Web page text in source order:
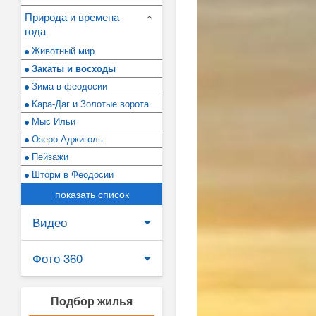
Природа и времена
года
Животный мир
Закаты и восходы
Зима в феодосии
Кара-Даг и Золотые ворота
Мыс Ильи
Озеро Аджиголь
Пейзажи
Шторм в Феодосии
показать список
Видео
Фото 360
Подбор жилья